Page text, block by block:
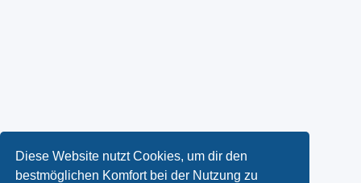
Diese Website nutzt Cookies, um dir den
bestmöglichen Komfort bei der Nutzung zu